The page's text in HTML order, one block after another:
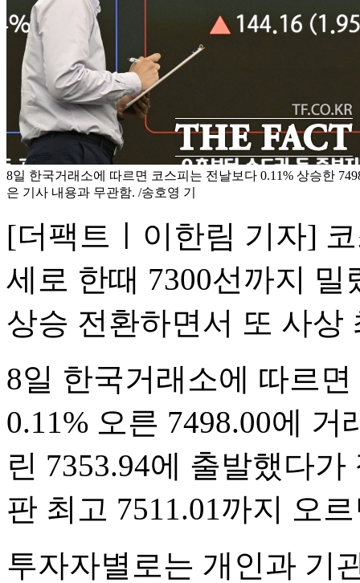
8일 한국거래소에 따르면 코스피는 전날보다 0.11% 상승한
은 기사 내용과 무관함. /송호영 기
[더팩트ㅣ이한림 기자]
세로 한때 7300선까지
상승 전환하면서 또 사상
8일 한국거래소에 따르
0.11% 오른 7498.00에
린 7353.94에 출발했다
판 최고 7511.01까지 오
투자자별로는 개인과 기